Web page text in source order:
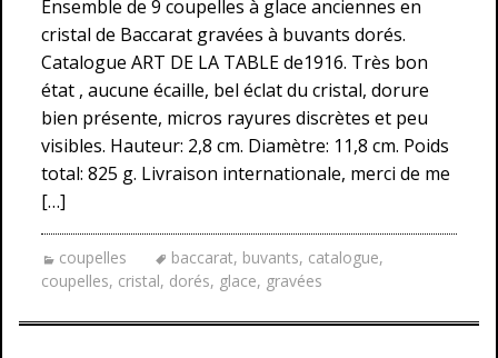
Ensemble de 9 coupelles à glace anciennes en
cristal de Baccarat gravées à buvants dorés.
Catalogue ART DE LA TABLE de1916. Très bon
état , aucune écaille, bel éclat du cristal, dorure
bien présente, micros rayures discrètes et peu
visibles. Hauteur: 2,8 cm. Diamètre: 11,8 cm. Poids
total: 825 g. Livraison internationale, merci de me
[…]
coupelles baccarat, buvants, catalogue,
coupelles, cristal, dorés, glace, gravées